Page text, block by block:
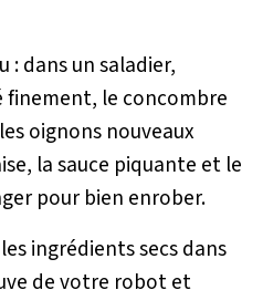
: dans un saladier,
finement, le concombre
oignons nouveaux
la sauce piquante et le
pour bien enrober.
ingrédients secs dans
de votre robot et